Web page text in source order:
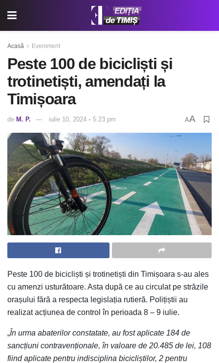
Acasă Eveniment
Peste 100 de bicicliști și
trotinetiști, amendați la
Timișoara
de M. P. iulie 10, 2024 ◦ 5:23 pm AA
Peste 100 de bicicliști și trotinetiști din Timișoara s-au ales
cu amenzi usturătoare. Asta după ce au circulat pe străzile
orașului fără a respecta legislația rutieră. Polițiștii au
realizat acțiunea de control în perioada 8 – 9 iulie.
„În urma abaterilor constatate, au fost aplicate 184 de
sancțiuni contravenționale, în valoare de 20.485 de lei, 108
fiind aplicate pentru indisciplina bicicliștilor, 2 pentru